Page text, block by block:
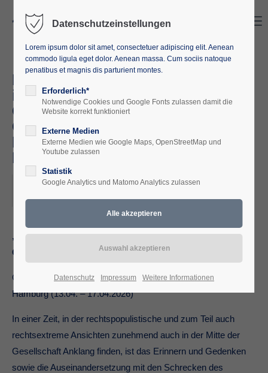
Rassismus und Antisemitismus
in Vergangenheit und
Gegenwart:
Gedenkstättenpädagogische
Exkursion nach Neuengamme &
Hamburg (13.04. – 17.04.2026)
2026-04-13–2026-04-17
ORT: NEUENGAMME / GEESTHACHT / HAMBURG
„Rassismus und Antisemitismus in Vergangenheit und
Gegenwart“
Gedenkstättenpädagogische Exkursion nach Neuengamme &
Hamburg (13.04. – 17.04.2026)
In einer Zeit, in der rechtspopulistische und zum Teil auch
rechtsextreme Ansichten zunehmend auch in der Mitte der
Gesellschaft Anklang finden, ist das Erinnern und Gedenken
sowie die Auseinandersetzung mit den Schrecken des
Datenschutzeinstellungen
Lorem ipsum dolor sit amet, consectetuer adipiscing elit. Aenean
commodo ligula eget dolor. Aenean massa. Cum sociis natoque
penatibus et magnis dis parturient montes.
Erforderlich*
Notwendige Cookies und Google Fonts zulassen damit die
Website korrekt funktioniert
Externe Medien
Externe Medien wie Google Maps, OpenStreetMap und
Youtube zulassen
Statistik
Google Analytics und Matomo Analytics zulassen
Datenschutz Impressum Weitere Informationen